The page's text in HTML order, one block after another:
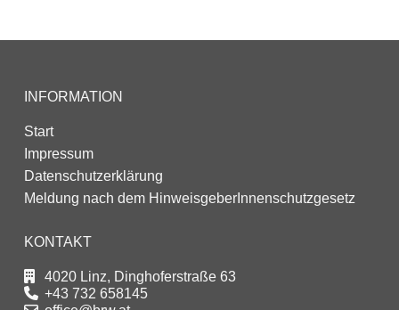
INFORMATION
Start
Impressum
Datenschutzerklärung
Meldung nach dem HinweisgeberInnenschutzgesetz
KONTAKT
4020 Linz, Dinghoferstraße 63
+43 732 658145